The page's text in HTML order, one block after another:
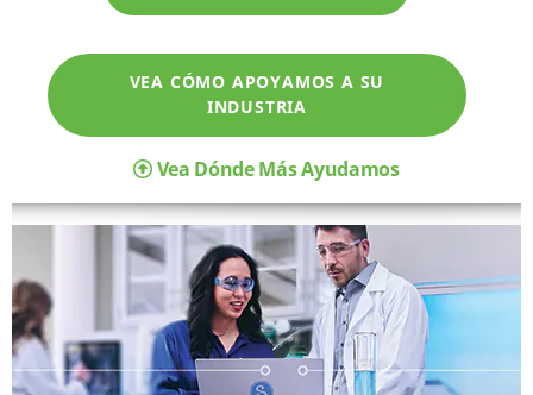
VEA CÓMO APOYAMOS A SU
INDUSTRIA
Vea Dónde Más Ayudamos